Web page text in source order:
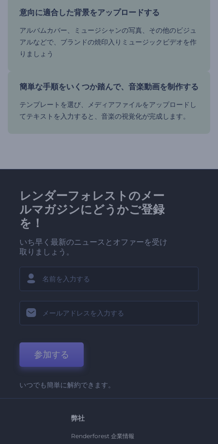
意向に適合した背景をアップロードする
アルバムカバー、ミュージシャンの写真、その他のビジュ
アルなどで、ブランドの焼印入りミュージックビデオを作
りましょう
簡単な手順をいくつか踏んで、音楽動画を制作する
テンプレートを選び、メディアファイルをアップロードし
てテキストを入力すると、音楽の視覚化が完成します。
レンダーフォレストのメー
ルマガジンにどうかご登録
を！
いち早く最新のニュースとオファーを受け
取りましょう。
参加する
いつでも簡単に解約できます。
弊社
Renderforest 企業情報